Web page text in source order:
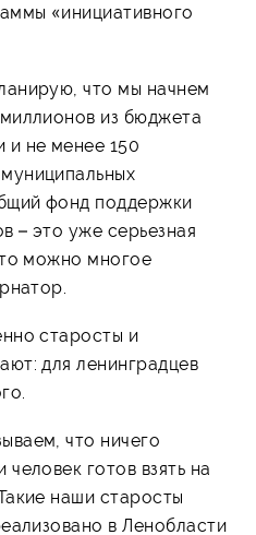
«инициативного
что мы начнем
из бюджета
и не менее 150
фонд поддержки
– это уже серьезная
можно многое
старосты и
для ленинградцев
что ничего
готов взять на
наши старосты
в Ленобласти